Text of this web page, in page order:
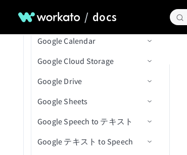
/ docs
プロジェクト詳細を取得
プロジェクト内の課題を検
索（V2）
プロジェクト内のオブジェ
クトを検索
プロジェクト内の課題を更
新（V2）
プロジェクト内のオブジェ
クトを更新
署名リクエストを取得
フォルダ項目を一覧表示(バ
(バッチ)
他のユーザーのファイルま
たはフォルダ名を変更
ファイルまたはフォルダの
名前変更/移動
従業員を関連付け
従業員の関連付けを解除
エンベロープ内のドキュメ
エンベロープを一覧表示
（一括）
テンプレートを一覧表示
キュメントを送信
イベント詳細を取得
オブジェクト詳細を取得
オブジェクトを検索（バッ
チ）
ファイルのアップロード
イベントの新規注文
イベントに登録された新規/
更新済み参加者
イベントに登録された新規/
更新済み参加者（リアルタ
イム）
イベントの新規/更新済み注
文
イベントを検索
テーブルを追加
ワークシートを追加
セルを取得
行を取得
行を追加
行を更新
行を削除
キャンペーンInsightsを取得
Adsetを一覧表示
キャンペーンを一覧表示
ディレクトリ内の新規CSV
ファイルトリガー
は更新済みCSVファイルト
リガー
アクション
ファイルダウンロードアク
ドアクション
ファイル情報取得アクショ
ン
ディレクトリ内ファイル一
覧表示アクション
クローズされた課題
新規課題
新規プルリクエスト
新規または更新済み課題コ
ストーン
アクション
課題にコメントを作成
課題を作成
課題またはPRの詳細を取得
refのステータスを一覧表示
課題とプルリクエストを検
トリガー
新しいメール
アクション
メールを送信
添付ファイルをダウンロー
コネクション設定
トリガー
新規通話(リアルタイム)
アクション
通話を追加
通話メディアを追加
コンテンツ共有エンゲージ
Google BigQuery
コネクション設定
トリガー
新規行
新規行（バッチ）
新規ジョブ完了
スケジュール済みクエリ
アクション
行を挿入
行を挿入（batch）
ファイルからデータを読み
Google Calendar
コネクション設定
トリガー
新規イベント
新規/更新済みイベント
イベント開始
アクション
イベントを作成
イベントを検索（バッチ）
Google Cloud Storage
コネクション設定
アクション
バケットの作成
バケットを削除
Google Drive
コネクション設定
トリガー
新規アクティビティ
アクション
Google Sheets
コネクション設定
トリガー
Google Speech to テキスト
コネクション設定
Google テキスト to Speech